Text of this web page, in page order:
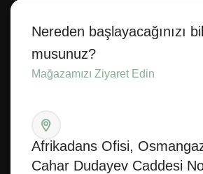
Nereden başlayacağınızı
musunuz?
Mağazamızı Ziyaret Edin
Afrikadans Ofisi,
Cahar Dudayev Caddesi